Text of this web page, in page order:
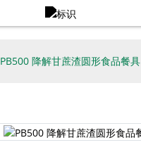
PB500 降解甘蔗渣圆形食品餐具